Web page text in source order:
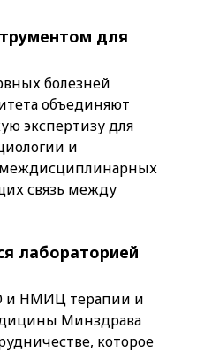
для
болезней
объединяют
экспертизу для
и
связь между
лабораторией
и НМИЦ терапии и
Минздрава
которое